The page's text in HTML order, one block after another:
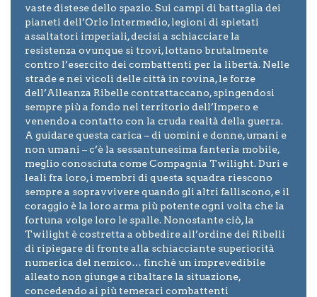
vaste distese dello spazio. Sui campi di battaglia dei
pianeti dell’Orlo Intermedio, legioni di spietati
assaltatori imperiali, decisi a schiacciare la
resistenza ovunque si trovi, lottano brutalmente
contro l’esercito dei combattenti per la libertà. Nelle
strade e nei vicoli delle città in rovina, le forze
dell’Alleanza Ribelle contrattaccano, spingendosi
sempre più a fondo nel territorio dell’Impero e
venendo a contatto con la cruda realtà della guerra.
A guidare questa carica – di uomini e donne, umani e
non umani – c’è la sessantunesima fanteria mobile,
meglio conosciuta come Compagnia Twilight. Duri e
leali fra loro, i membri di questa squadra riescono
sempre a sopravvivere quando gli altri falliscono, e il
coraggio è la loro arma più potente ogni volta che la
fortuna volge loro le spalle. Nonostante ciò, la
Twilight è costretta a obbedire all’ordine dei Ribelli
di ripiegare di fronte alla schiacciante superiorità
numerica del nemico… finché un imprevedibile
alleato non giunge a ribaltare la situazione,
concedendo ai più temerari combattenti